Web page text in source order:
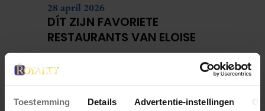
Toestemming Details Advertentie-instellingen
28 april 2026
DÍT ZIJN FAVORIETE
RESTAURANTS VAN ELOISE